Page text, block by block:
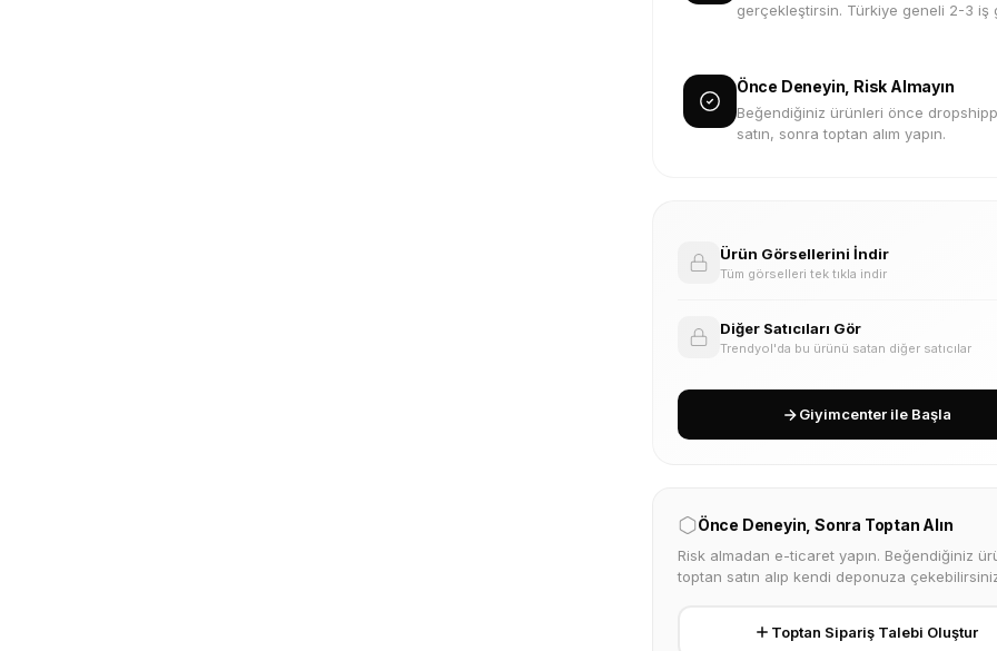
gerçekleştirsin. Türkiye geneli 2-3 iş
Önce Deneyin, Risk Almayın
Beğendiğiniz ürünleri önce
satın, sonra toptan alım yapın.
Ürün Görsellerini İndir
Tüm görselleri tek tıkla indir
Diğer Satıcıları Gör
Trendyol'da bu ürünü satan diğer satıcılar
Giyimcenter ile Başla
Önce Deneyin, Sonra Toptan Alın
Risk almadan e-ticaret yapın. Beğendiğiniz
toptan satın alıp kendi deponuza
Toptan Sipariş Talebi Oluştur